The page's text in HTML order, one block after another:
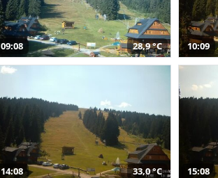
09:08 28,9 °C 10:09
14:08 33,0 °C 15:08